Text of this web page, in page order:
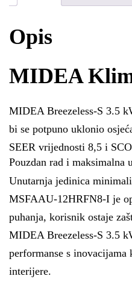
Opis
MIDEA
MIDEA Breezeless-S 3.5
bi se potpuno uklonio
SEER vrijednosti 8,5 i
Pouzdan rad i maksimalna
Unutarnja jedinica
MSFAAU-12HRFN8-I je
puhanja, korisnik ostaje
MIDEA Breezeless-S 3.5
performanse s
interijere.